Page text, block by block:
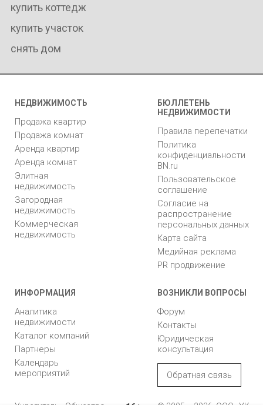
купить коттедж
купить участок
снять дом
НЕДВИЖИМОСТЬ
Продажа квартир
Продажа комнат
Аренда квартир
Аренда комнат
Элитная
недвижимость
Загородная
недвижимость
Коммерческая
недвижимость
БЮЛЛЕТЕНЬ
НЕДВИЖИМОСТИ
Правила перепечатки
Политика
конфиденциальности
BN.ru
Пользовательское
соглашение
Согласие на
распространение
персональных данных
Карта сайта
Медийная реклама
PR продвижение
ИНФОРМАЦИЯ
Аналитика
недвижимости
Каталог компаний
Партнеры
Календарь
мероприятий
ВОЗНИКЛИ ВОПРОСЫ
Форум
Контакты
Юридическая
консультация
Обратная связь